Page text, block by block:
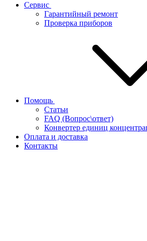
Сервис
Гарантийный ремонт
Проверка приборов
Помощь
Статьи
FAQ (Вопрос\ответ)
Конвертер единиц
Оплата и доставка
Контакты